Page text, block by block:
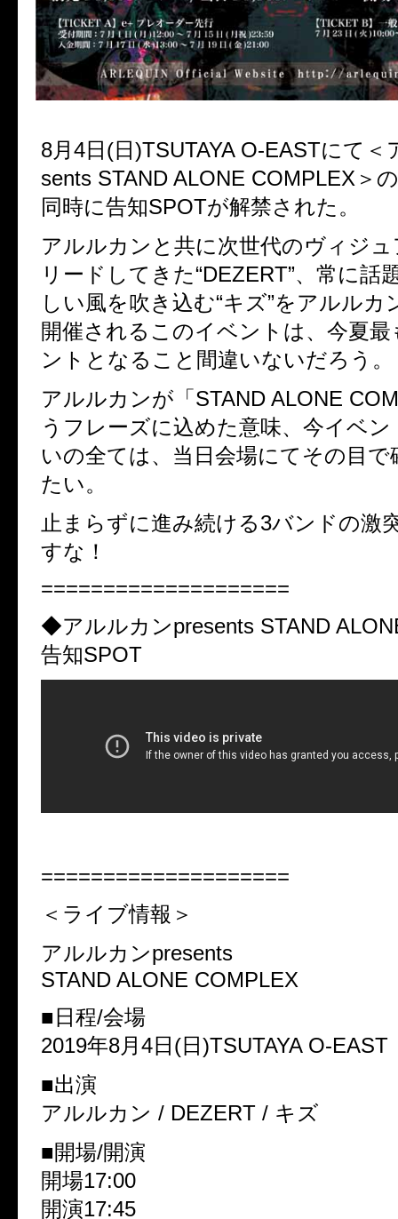
8月4日(日)TSUTAYA O-EASTにて＜
sents STAND ALONE COMPLEX＞
同時に告知SPOTが解禁された。
アルルカンと共に次世代のヴィジ
リードしてきた“DEZERT”、常に話
しい風を吹き込む“キズ”をアルルカ
開催されるこのイベントは、今夏
ントとなること間違いないだろう。
アルルカンが「STAND ALONE
うフレーズに込めた意味、今イベ
いの全ては、当日会場にてその目
たい。
止まらずに進み続ける3バンドの激
すな！
====================
◆アルルカンpresents STAND
告知SPOT
====================
＜ライブ情報＞
アルルカンpresents
STAND ALONE COMPLEX
■日程/会場
2019年8月4日(日)TSUTAYA O-EAST
■出演
アルルカン / DEZERT / キズ
■開場/開演
開場17:00
開演17:45